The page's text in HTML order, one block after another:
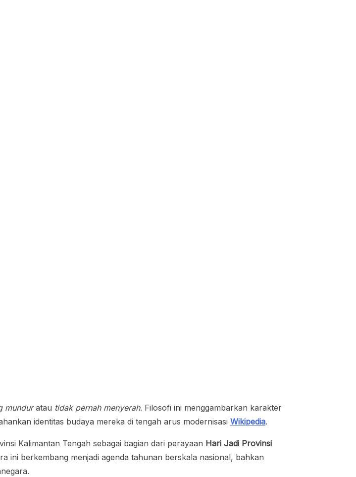
munduratau tidak pernah menyerah. Filosofi ini menggambarkan karakter
identitas budaya mereka di tengah arus modernisasi Wikipedia.
Kalimantan Tengah sebagai bagian dari perayaan Hari Jadi Provinsi
ini berkembang menjadi agenda tahunan berskala nasional, bahkan